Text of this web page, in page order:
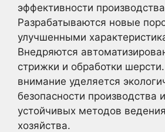
эффективности
Разрабатываются новые
улучшенными
Внедряются
стрижки и обработки
внимание уделяется
безопасности производства
устойчивых методов
хозяйства.